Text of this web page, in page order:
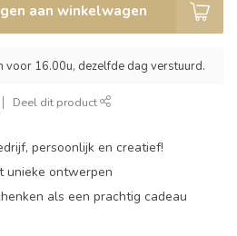
aan winkelwagen
voor 16.00u, dezelfde dag verstuurd.
Deel dit product
persoonlijk en creatief!
unieke ontwerpen
als een prachtig cadeau